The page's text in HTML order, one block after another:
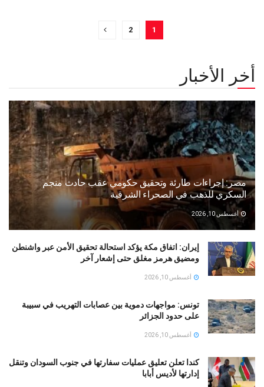
1
2
أخر الأخبار
مصر: إجراءات طارئة وتحقيق حكومي عقب حادث منجم
السكري للذهب في الصحراء الشرقية
أغسطس 10, 2026
إيران: اتفاق مكة يؤكد استحالة تحقيق الأمن عبر واشنطن
ومضيق هرمز مغلق حتى إشعار آخر
أغسطس 10, 2026
تونس: مواجهات دموية بين عصابات التهريب في سبيبة
على حدود الجزائر
أغسطس 10, 2026
كندا تعلن تعليق عمليات سفارتها في جنوب السودان وتنقل
إدارتها لأديس أبابا